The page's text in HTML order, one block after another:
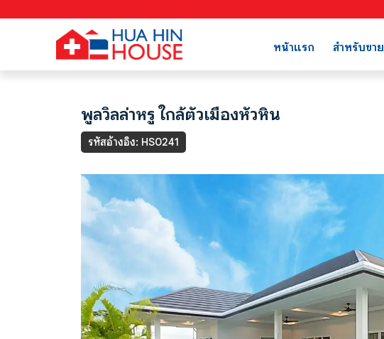
หน้าแรก สำหรับขาย
พูลวิลล่าหรู ใกล้ตัวเมืองหัวหิน
รหัสอ้างอิง: HS0241